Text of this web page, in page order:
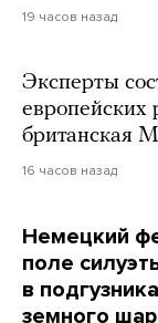
19 часов назад
Эксперты
европейских
британская
16 часов назад
Немецкий
поле
в
земного